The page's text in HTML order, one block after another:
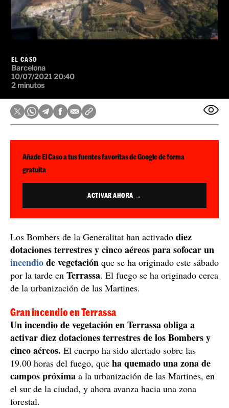
EL CASO
Barcelona
10/07/2021 20:40
2 minutos
Añade El Caso a tus fuentes favoritas de Google de forma
gratuita
ACTIVAR AHORA →
Los Bombers de la Generalitat han activado diez
dotaciones terrestres y cinco aéreos para sofocar un
incendiode vegetación que se ha originado este sábado
por la tarde en Terrassa. El fuego se ha originado cerca
de la urbanización de las Martines.
Gran incendio en Terrassa
Un incendio de vegetación en Terrassa obliga a
activar diez dotaciones terrestres de los Bombers y
cinco aéreos. El cuerpo ha sido alertado sobre las
19.00 horas del fuego, que ha quemado una zona de
campos próxima a la urbanización de las Martines, en
el sur de la ciudad, y ahora avanza hacia una zona
forestal.